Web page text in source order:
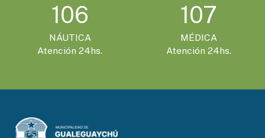
106
NÁUTICA
Atención 24hs.
107
MÉDICA
Atención 24hs.